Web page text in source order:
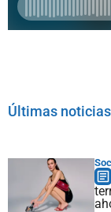
Últimas noticias